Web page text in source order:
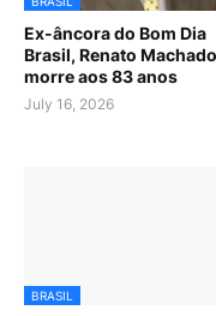
Ex-âncora do Bom Dia
Brasil, Renato Machado
morre aos 83 anos
July 16, 2026
BRASIL